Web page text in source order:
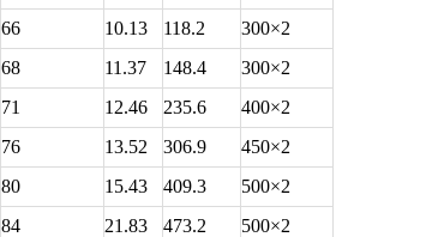
66 10.13 118.2
300×2
68 11.37 148.4
300×2
71 12.46 235.6
400×2
76 13.52 306.9
450×2
80 15.43 409.3
500×2
84 21.83 473.2
500×2